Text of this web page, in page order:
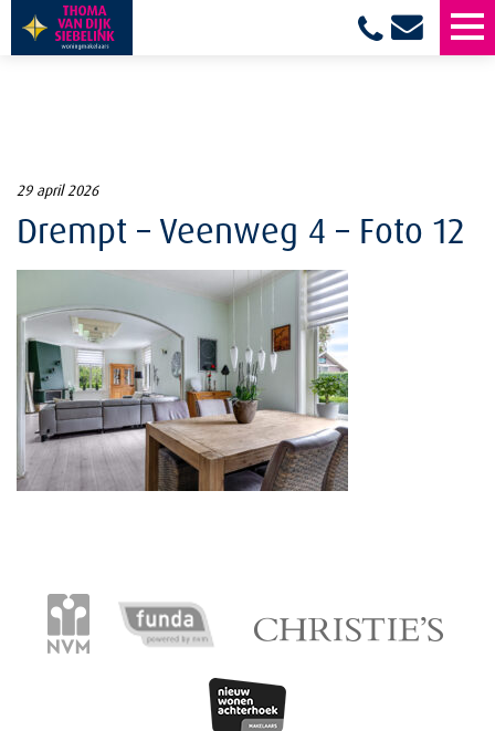
29 april 2026
Drempt – Veenweg 4 – Foto 12